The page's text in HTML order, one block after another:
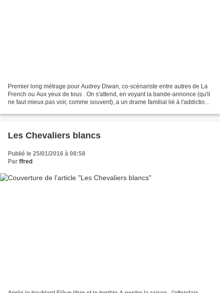
Premier long métrage pour Audrey Diwan, co-scénariste entre autres de La
French ou Aux yeux de tous . On s'attend, en voyant la bande-annonce (qu'il
ne faut mieux pas voir, comme souvent), a un drame familial lié à l'addiction
Les Chevaliers blancs
Publié le 25/01/2016 à 08:58
Par ffred